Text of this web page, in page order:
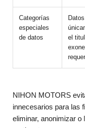
Categorías
especiales
de datos
el
NIHON MOTORS
innecesarios para las
eliminar, anonimizar o